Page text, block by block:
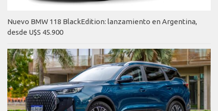
Nuevo BMW 118 BlackEdition: lanzamiento en Argentina,
desde U$S 45.900